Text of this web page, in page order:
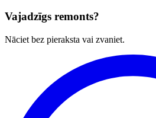
Vajadzīgs remonts?
Nāciet bez pieraksta vai zvaniet.